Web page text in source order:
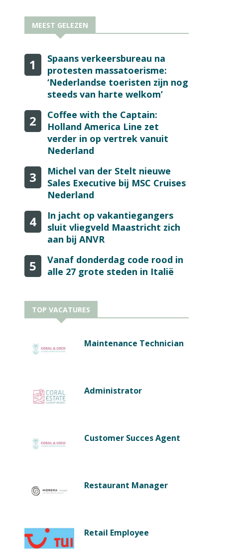
MEEST GELEZEN
1
Spaans verkeersbureau na
protesten massatoerisme:
‘Nederlandse toeristen zijn nog
steeds van harte welkom’
2
Coffee with the Captain:
Holland America Line zet
verder in op vertrek vanuit
Nederland
3
Michel van der Stelt nieuwe
Sales Executive bij MSC Cruises
Nederland
4
In jacht op vakantiegangers
sluit vliegveld Maastricht zich
aan bij ANVR
5
Vanaf donderdag code rood in
alle 27 grote steden in Italië
TOP VACATURES
Maintenance Technician
Administrator
Customer Succes Agent
Restaurant Manager
Retail Employee